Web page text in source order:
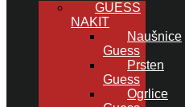
GUESS
NAKIT
Naušnice
Guess
Prsten
Guess
Ogrlice